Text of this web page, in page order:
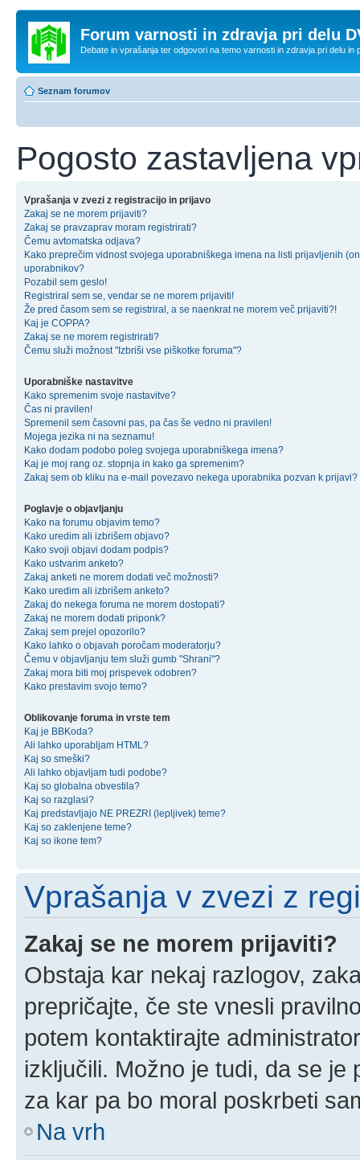
Forum varnosti in zdravja pri delu
Debate in vprašanja ter odgovori na temo varnosti in zdravja pri delu in
Seznam forumov
Pogosto zastavljena
Vprašanja v zvezi z registracijo in prijavo
Zakaj se ne morem prijaviti?
Zakaj se pravzaprav moram registrirati?
Čemu avtomatska odjava?
Kako preprečim vidnost svojega uporabniškega imena na listi prijavljenih
uporabnikov?
Pozabil sem geslo!
Registriral sem se, vendar se ne morem prijaviti!
Že pred časom sem se registriral, a se naenkrat ne morem več prijaviti?!
Kaj je COPPA?
Zakaj se ne morem registrirati?
Čemu služi možnost "Izbriši vse piškotke foruma"?
Uporabniške nastavitve
Kako spremenim svoje nastavitve?
Čas ni pravilen!
Spremenil sem časovni pas, pa čas še vedno ni pravilen!
Mojega jezika ni na seznamu!
Kako dodam podobo poleg svojega uporabniškega imena?
Kaj je moj rang oz. stopnja in kako ga spremenim?
Zakaj sem ob kliku na e-mail povezavo nekega uporabnika pozvan k prijavi?
Poglavje o objavljanju
Kako na forumu objavim temo?
Kako uredim ali izbrišem objavo?
Kako svoji objavi dodam podpis?
Kako ustvarim anketo?
Zakaj anketi ne morem dodati več možnosti?
Kako uredim ali izbrišem anketo?
Zakaj do nekega foruma ne morem dostopati?
Zakaj ne morem dodati priponk?
Zakaj sem prejel opozorilo?
Kako lahko o objavah poročam moderatorju?
Čemu v objavljanju tem služi gumb "Shrani"?
Zakaj mora biti moj prispevek odobren?
Kako prestavim svojo temo?
Oblikovanje foruma in vrste tem
Kaj je BBKoda?
Ali lahko uporabljam HTML?
Kaj so smeški?
Ali lahko objavljam tudi podobe?
Kaj so globalna obvestila?
Kaj so razglasi?
Kaj predstavljajo NE PREZRI (lepljivek) teme?
Kaj so zaklenjene teme?
Kaj so ikone tem?
Vprašanja v zvezi z
Zakaj se ne morem prijaviti?
Obstaja kar nekaj razlogov,
prepričajte, če ste vnesli
potem kontaktirajte
izključili. Možno je tudi, da se
za kar pa bo moral poskrbeti
Na vrh